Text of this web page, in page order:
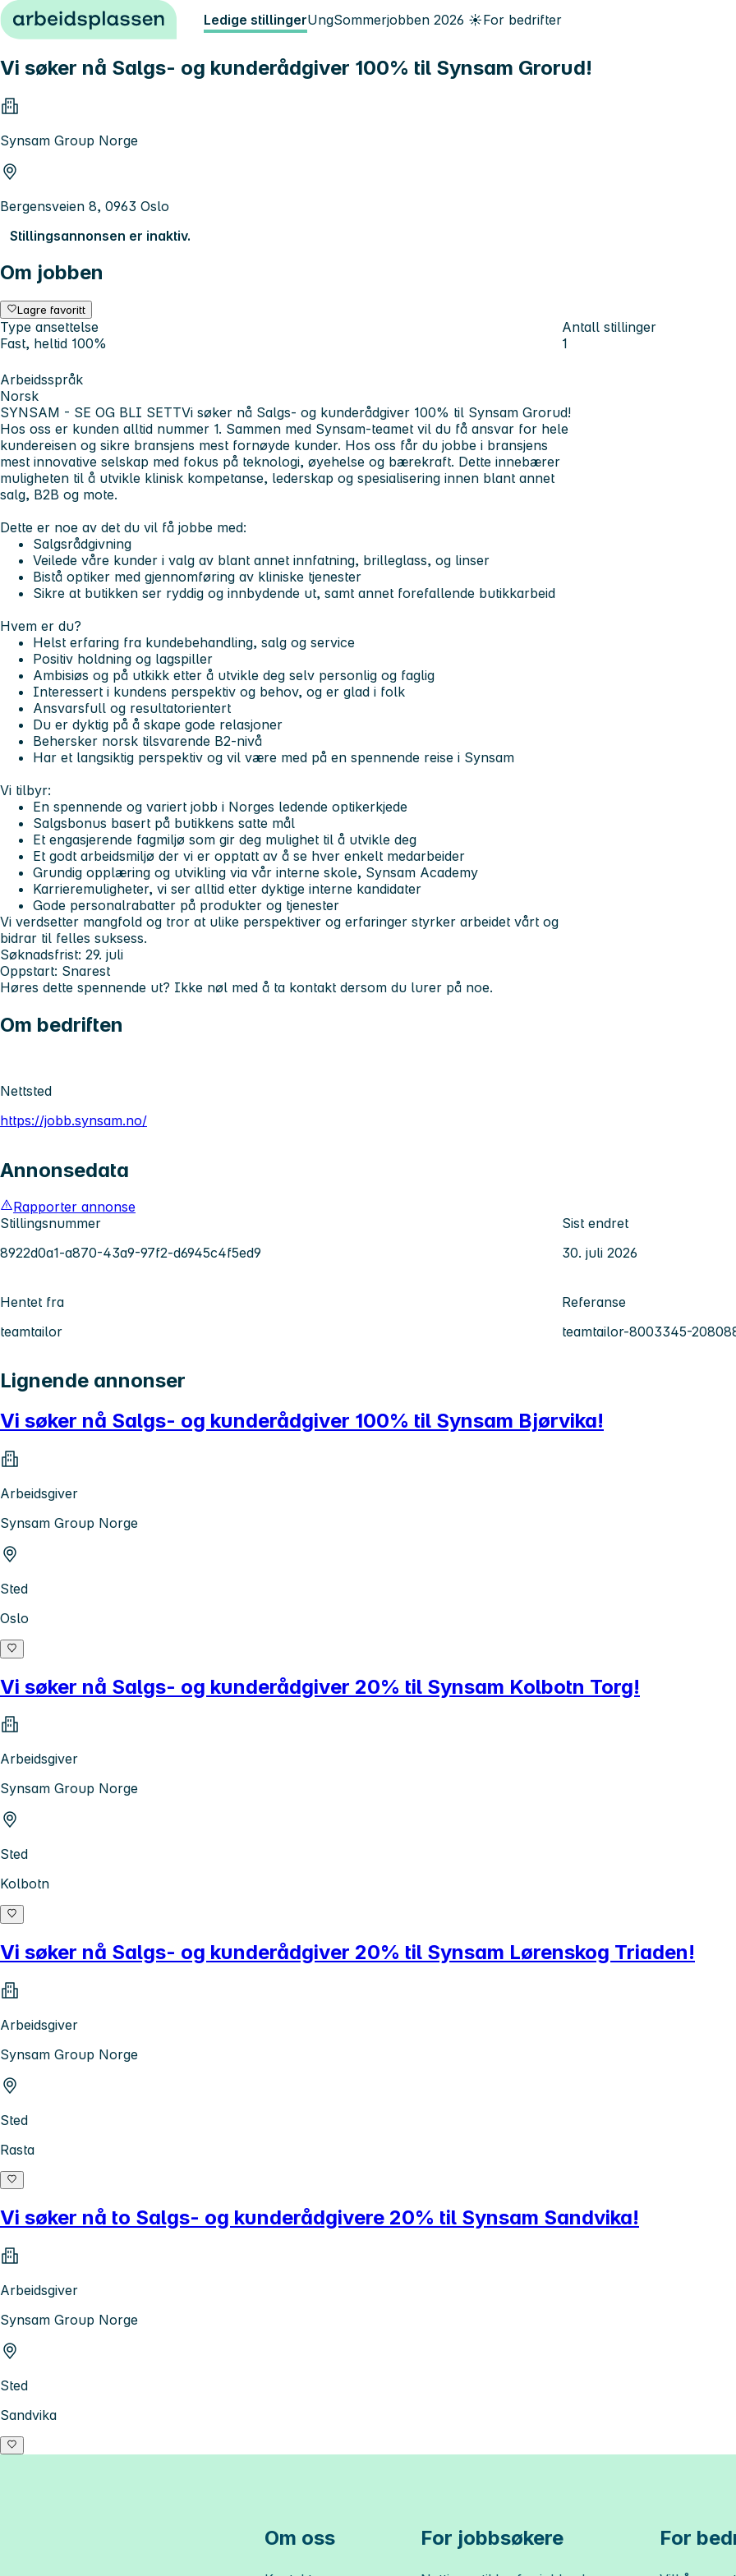
Hopp til innhold Ledige stillingerUngSommerjobben 2026 ☀️For bedrifter
Vi søker nå Salgs- og kunderådgiver 100% til Synsam Grorud!
Synsam Group Norge
Bergensveien 8, 0963 Oslo
Stillingsannonsen er inaktiv.
Om jobben
Lagre favoritt
Type ansettelse
Fast, heltid 100%
Antall stillinger
1
Arbeidsspråk
Norsk
SYNSAM - SE OG BLI SETTVi søker nå Salgs- og kunderådgiver 100% til Synsam Grorud!
Hos oss er kunden alltid nummer 1. Sammen med Synsam-teamet vil du få ansvar for hele
kundereisen og sikre bransjens mest fornøyde kunder. Hos oss får du jobbe i bransjens
mest innovative selskap med fokus på teknologi, øyehelse og bærekraft. Dette innebærer
muligheten til å utvikle klinisk kompetanse, lederskap og spesialisering innen blant annet
salg, B2B og mote.
Dette er noe av det du vil få jobbe med:
Salgsrådgivning
Veilede våre kunder i valg av blant annet innfatning, brilleglass, og linser
Bistå optiker med gjennomføring av kliniske tjenester
Sikre at butikken ser ryddig og innbydende ut, samt annet forefallende butikkarbeid
Hvem er du?
Helst erfaring fra kundebehandling, salg og service
Positiv holdning og lagspiller
Ambisiøs og på utkikk etter å utvikle deg selv personlig og faglig
Interessert i kundens perspektiv og behov, og er glad i folk
Ansvarsfull og resultatorientert
Du er dyktig på å skape gode relasjoner
Behersker norsk tilsvarende B2-nivå
Har et langsiktig perspektiv og vil være med på en spennende reise i Synsam
Vi tilbyr:
En spennende og variert jobb i Norges ledende optikerkjede
Salgsbonus basert på butikkens satte mål
Et engasjerende fagmiljø som gir deg mulighet til å utvikle deg
Et godt arbeidsmiljø der vi er opptatt av å se hver enkelt medarbeider
Grundig opplæring og utvikling via vår interne skole, Synsam Academy
Karrieremuligheter, vi ser alltid etter dyktige interne kandidater
Gode personalrabatter på produkter og tjenester
Vi verdsetter mangfold og tror at ulike perspektiver og erfaringer styrker arbeidet vårt og
bidrar til felles suksess.
Søknadsfrist: 29. juli
Oppstart: Snarest
Høres dette spennende ut? Ikke nøl med å ta kontakt dersom du lurer på noe.
Om bedriften
Nettsted
https://jobb.synsam.no/
Annonsedata
Rapporter annonse
Stillingsnummer
8922d0a1-a870-43a9-97f2-d6945c4f5ed9
Sist endret
30. juli 2026
Hentet fra
teamtailor
Referanse
teamtailor-8003345-
Lignende annonser
Vi søker nå Salgs- og kunderådgiver 100% til Synsam Bjørvika!
Arbeidsgiver
Synsam Group Norge
Sted
Oslo
Vi søker nå Salgs- og kunderådgiver 20% til Synsam Kolbotn Torg!
Arbeidsgiver
Synsam Group Norge
Sted
Kolbotn
Vi søker nå Salgs- og kunderådgiver 20% til Synsam Lørenskog Triaden!
Arbeidsgiver
Synsam Group Norge
Sted
Rasta
Vi søker nå to Salgs- og kunderådgivere 20% til Synsam Sandvika!
Arbeidsgiver
Synsam Group Norge
Sted
Sandvika
Om oss For jobbsøkere For